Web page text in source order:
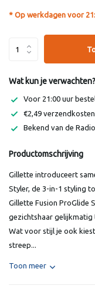
* Op werkdagen voor
Wat kun je verwachten?
Voor 21:00 uur
€2,49
Bekend van de Radio
Productomschrijving
Gillette introduceert
Styler, de 3-in-1 styling
Gillette Fusion ProGlide
gezichtshaar gelijkmatig
Wat voor stijl je ook
streep...
Toon meer